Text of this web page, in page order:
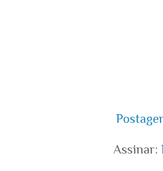
Assinar: